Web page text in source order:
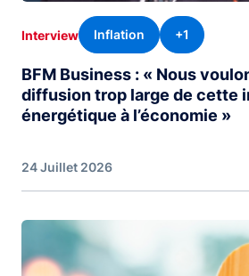
Interview Inflation +1
BFM Business : « Nous
diffusion trop large de cette
énergétique à l’économie »
24 Juillet 2026
Image